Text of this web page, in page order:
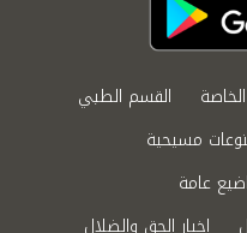
الخاصة
القسم الطبي
مسيحية
عامة
اخبار الحق والضلال